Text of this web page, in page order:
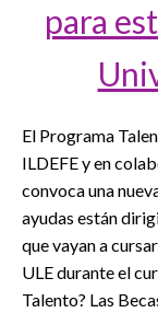
para
El Programa
ILDEFE y en
convoca una
ayudas están
que vayan a
ULE durante el
Talento? Las